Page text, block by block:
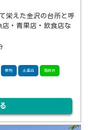
栄えた金沢の台所と呼
店・青果店・飲食店な
果物 土産品 海鮮丼